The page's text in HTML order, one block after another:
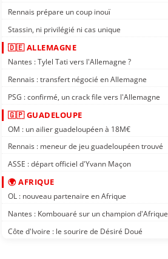
Rennais prépare un coup inouï
Stassin, ni privilégié ni cas unique
🇩🇪 ALLEMAGNE
Nantes : Tylel Tati vers l'Allemagne ?
Rennais : transfert négocié en Allemagne
PSG : confirmé, un crack file vers l'Allemagne
🇬🇵 GUADELOUPE
OM : un ailier guadeloupéen à 18M€
Rennais : meneur de jeu guadeloupéen trouvé
ASSE : départ officiel d'Yvann Maçon
🌍 AFRIQUE
OL : nouveau partenaire en Afrique
Nantes : Kombouaré sur un champion d'Afrique
Côte d'Ivoire : le sourire de Désiré Doué